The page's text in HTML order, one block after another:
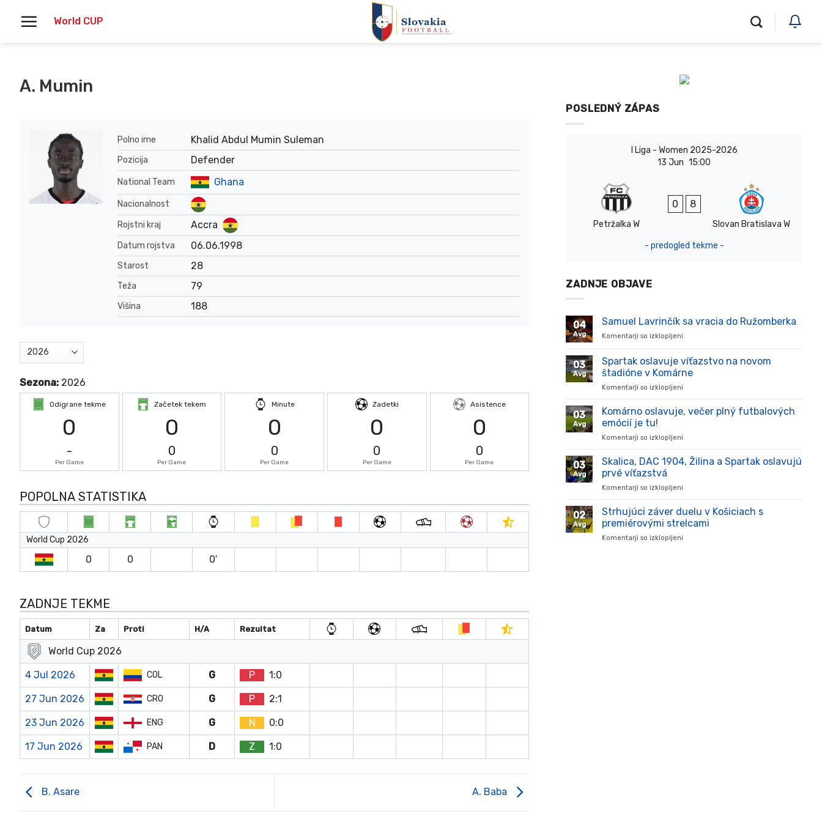
World CUP
A. Mumin
Polno ime Khalid Abdul Mumin Suleman
Pozicija Defender
National Team Ghana
Nacionalnost
Rojstni kraj
Accra
Datum rojstva 06.06.1998
Starost 28
Teža 79
Višina 188
Sezona: 2026
Odigrane tekme
0
-
Per Game
Začetek tekem
0
0
Per Game
Minute
0
0
Per Game
Zadetki
0
0
Per Game
Asistence
0
0
Per Game
POPOLNA STATISTIKA
World Cup 2026
0 0 0′
ZADNJE TEKME
Datum Za Proti H/A Rezultat
World Cup 2026
4 Jul 2026 COL G P 1:0
27 Jun 2026 CRO G P 2:1
23 Jun 2026 ENG G N 0:0
17 Jun 2026 PAN D Z 1:0
B. Asare A. Baba
POSLEDNÝ ZÁPAS
I Liga - Women 2025-2026
13 Jun 15:00
Petržalka W
0 8
Slovan Bratislava W
- predogled tekme -
ZADNJE OBJAVE
04
Avg
Samuel Lavrinčík sa vracia do Ružomberka
Komentarji so izklopljeni
Lavrinčík
vracia
03
Avg
Spartak oslavuje víťazstvo na novom
štadióne v Komárne
Komentarji so izklopljeni
oslavuje
v
03
Avg
Komárno oslavuje, večer plný futbalových
emócií je tu!
Komentarji so izklopljeni
oslavuje,
je
tu!
03
Avg
Skalica, DAC 1904, Žilina a Spartak oslavujú
prvé víťazstvá
Komentarji so izklopljeni
DAC
1904,
02
Avg
Strhujúci záver duelu v Košiciach s
premiérovými strelcami
Komentarji so izklopljeni